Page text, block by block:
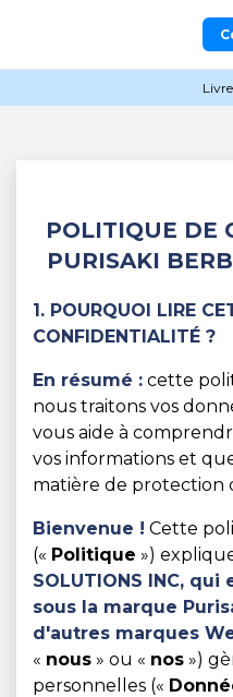
POLITIQUE DE
PURISAKI
1. POURQUOI LIRE
CONFIDENTIALITÉ ?
En résumé : cette
nous traitons vos
vous aide à
vos informations et
matière de protection
Bienvenue ! Cette
(« Politique »)
SOLUTIONS INC,
sous la marque
d'autres marques
« nous » ou « nos »)
personnelles («